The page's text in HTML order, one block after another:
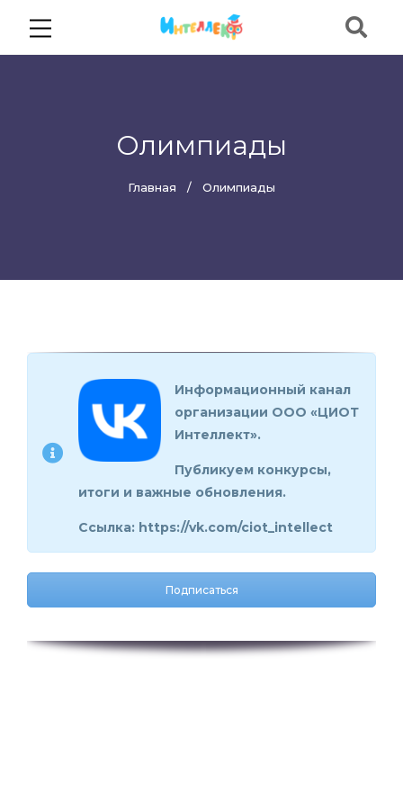
Олимпиады
Главная Олимпиады
Информационный канал
организации ООО «ЦИОТ
Интеллект».
Публикуем конкурсы,
итоги и важные обновления.
Ссылка: https://vk.com/ciot_intellect
Подписаться